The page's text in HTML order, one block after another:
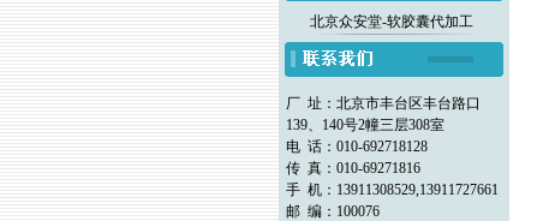
北京众安堂-软胶囊代加工
厂 址：北京市丰台区丰台路口
139、140号2幢三层308室
电 话：010-692718128
传 真：010-69271816
手 机：13911308529,13911727661
邮 编：100076